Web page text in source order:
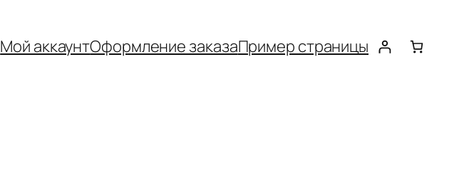
Мой аккаунтОформление заказаПример страницы